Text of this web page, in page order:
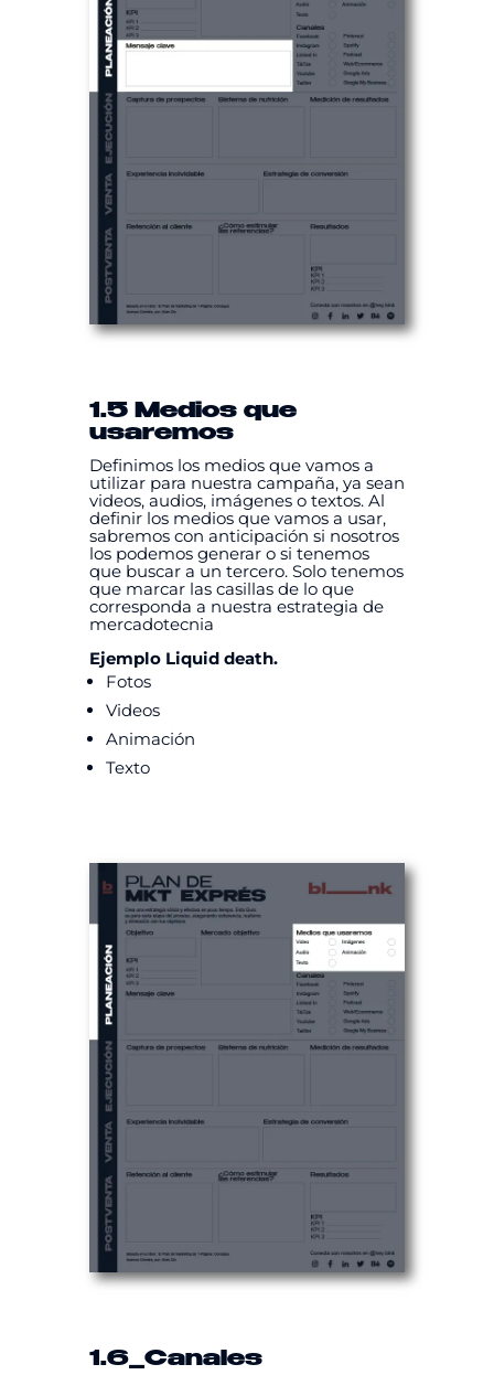
1.5 Medios que
usaremos
Definimos los medios que vamos a
utilizar para nuestra campaña, ya sean
videos, audios, imágenes o textos. Al
definir los medios que vamos a usar,
sabremos con anticipación si nosotros
los podemos generar o si tenemos
que buscar a un tercero. Solo tenemos
que marcar las casillas de lo que
corresponda a nuestra estrategia de
mercadotecnia
Ejemplo Liquid death.
Fotos
Videos
Animación
Texto
1.6_Canales